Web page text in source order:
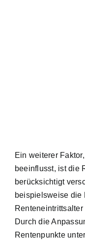
Ein weiterer
beeinflusst, ist die
berücksichtigt
beispielsweise die
Durch die
Rentenpunkte